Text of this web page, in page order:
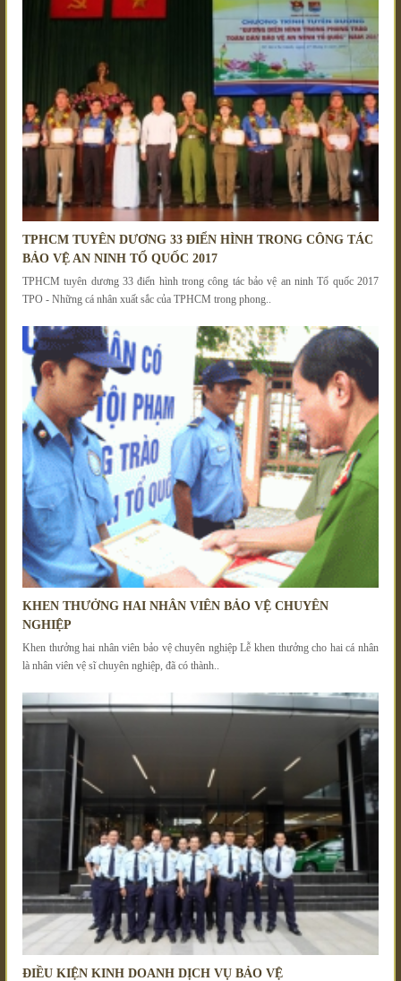
TPHCM TUYÊN DƯƠNG 33 ĐIỂN HÌNH TRONG CÔNG TÁC
BẢO VỆ AN NINH TỔ QUỐC 2017
TPHCM tuyên dương 33 điển hình trong công tác bảo vệ an ninh Tổ quốc 2017
TPO - Những cá nhân xuất sắc của TPHCM trong phong..
KHEN THƯỞNG HAI NHÂN VIÊN BẢO VỆ CHUYÊN
NGHIỆP
Khen thưởng hai nhân viên bảo vệ chuyên nghiệp Lễ khen thưởng cho hai cá nhân
là nhân viên vệ sĩ chuyên nghiệp, đã có thành..
ĐIỀU KIỆN KINH DOANH DỊCH VỤ BẢO VỆ